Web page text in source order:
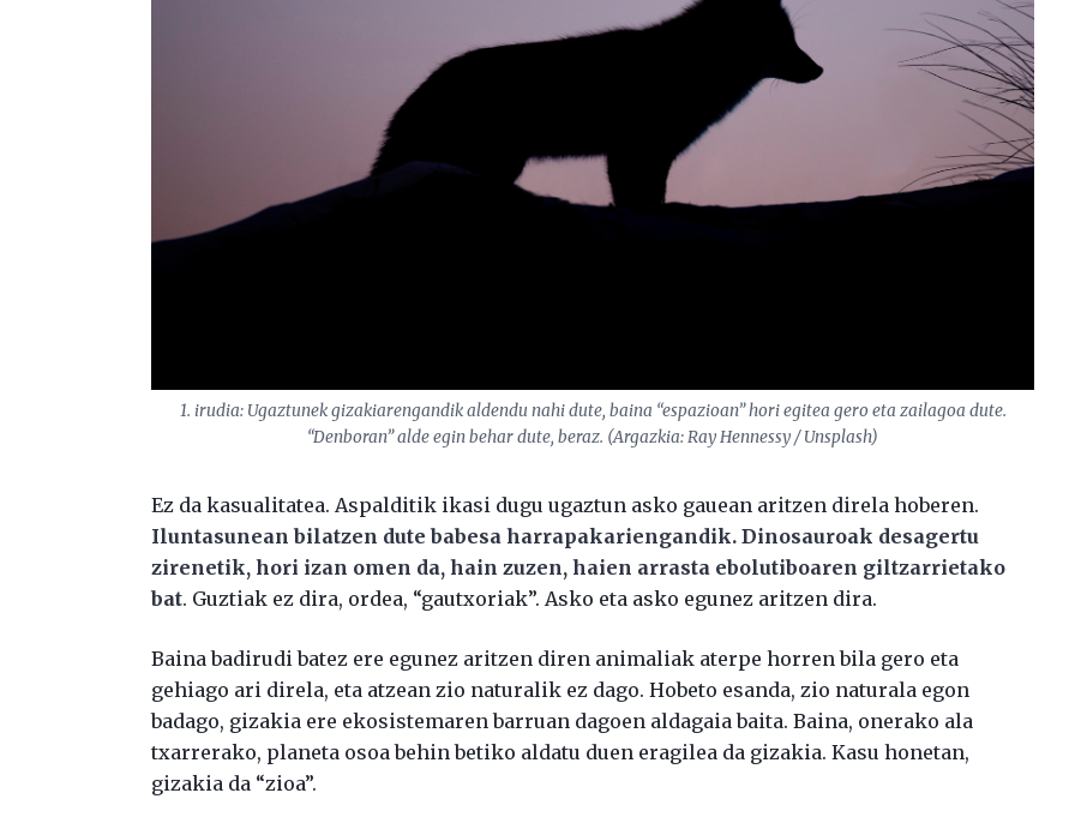
1. irudia: Ugaztunek gizakiarengandik aldendu nahi dute, baina “espazioan” hori egitea gero eta zailagoa dute.
“Denboran” alde egin behar dute, beraz. (Argazkia: Ray Hennessy / Unsplash)
Ez da kasualitatea. Aspalditik ikasi dugu ugaztun asko gauean aritzen direla hoberen.
Iluntasunean bilatzen dute babesa harrapakariengandik. Dinosauroak desagertu
zirenetik, hori izan omen da, hain zuzen, haien arrasta ebolutiboaren giltzarrietako
bat. Guztiak ez dira, ordea, “gautxoriak”. Asko eta asko egunez aritzen dira.
Baina badirudi batez ere egunez aritzen diren animaliak aterpe horren bila gero eta
gehiago ari direla, eta atzean zio naturalik ez dago. Hobeto esanda, zio naturala egon
badago, gizakia ere ekosistemaren barruan dagoen aldagaia baita. Baina, onerako ala
txarrerako, planeta osoa behin betiko aldatu duen eragilea da gizakia. Kasu honetan,
gizakia da “zioa”.